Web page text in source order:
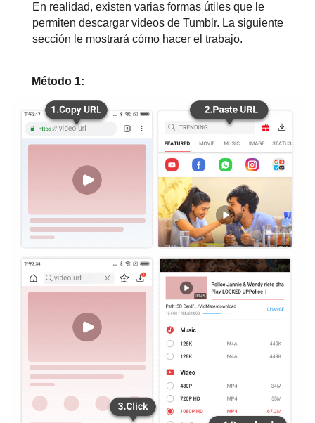
En realidad, existen varias formas útiles que le
permiten descargar videos de Tumblr. La siguiente
sección le mostrará cómo hacer el trabajo.
Método 1: